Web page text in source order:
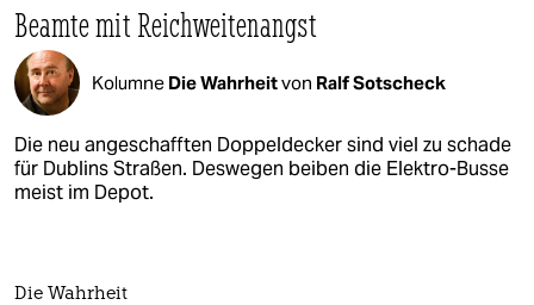
Beamte mit Reichweitenangst
Kolumne Die Wahrheitvon Ralf Sotscheck
Die neu angeschafften Doppeldecker sind viel zu schade
für Dublins Straßen. Deswegen beiben die Elektro-Busse
meist im Depot.
Die Wahrheit